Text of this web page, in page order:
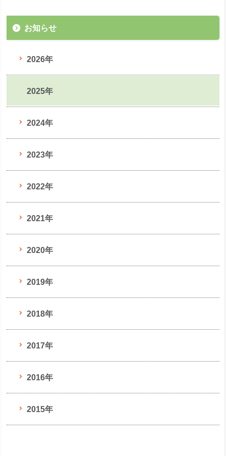
お知らせ
2026年
2025年
2024年
2023年
2022年
2021年
2020年
2019年
2018年
2017年
2016年
2015年